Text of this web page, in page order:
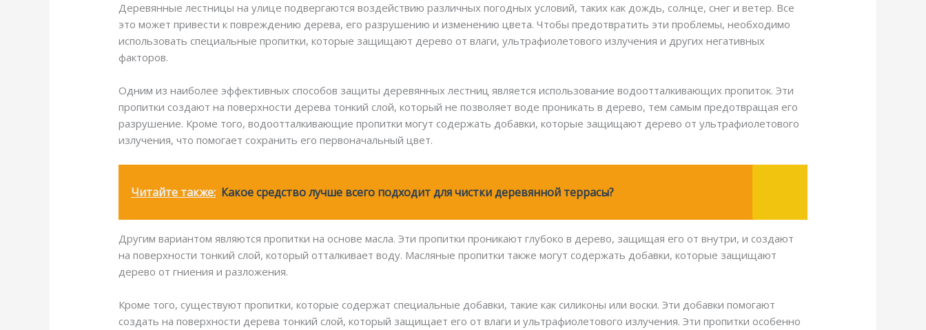
Деревянные лестницы на улице подвергаются воздействию различных погодных условий, таких как дождь, солнце, снег и ветер. Все
это может привести к повреждению дерева, его разрушению и изменению цвета. Чтобы предотвратить эти проблемы, необходимо
использовать специальные пропитки, которые защищают дерево от влаги, ультрафиолетового излучения и других негативных
факторов.
Одним из наиболее эффективных способов защиты деревянных лестниц является использование водоотталкивающих пропиток. Эти
пропитки создают на поверхности дерева тонкий слой, который не позволяет воде проникать в дерево, тем самым предотвращая его
разрушение. Кроме того, водоотталкивающие пропитки могут содержать добавки, которые защищают дерево от ультрафиолетового
излучения, что помогает сохранить его первоначальный цвет.
Читайте также: Какое средство лучше всего подходит для чистки деревянной террасы?
Другим вариантом являются пропитки на основе масла. Эти пропитки проникают глубоко в дерево, защищая его от внутри, и создают
на поверхности тонкий слой, который отталкивает воду. Масляные пропитки также могут содержать добавки, которые защищают
дерево от гниения и разложения.
Кроме того, существуют пропитки, которые содержат специальные добавки, такие как силиконы или воски. Эти добавки помогают
создать на поверхности дерева тонкий слой, который защищает его от влаги и ультрафиолетового излучения. Эти пропитки особенно